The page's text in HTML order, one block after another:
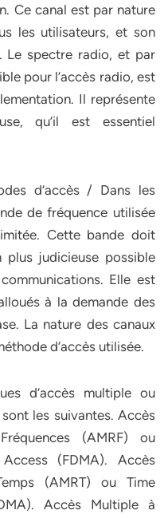
Ce canal est par nature
les utilisateurs, et son
Le spectre radio, et par
pour l’accès radio, est
Il représente
qu’il est essentiel
d’accès / Dans les
de fréquence utilisée
Cette bande doit
judicieuse possible
Elle est
à la demande des
La nature des canaux
d’accès utilisée.
d’accès multiple ou
les suivantes. Accès
(AMRF) ou
(FDMA). Accès
(AMRT) ou Time
Accès Multiple à